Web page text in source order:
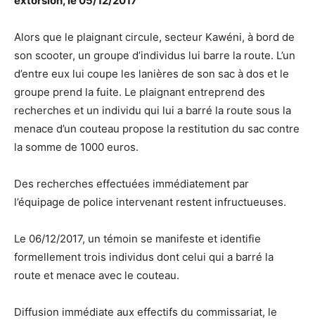
Alors que le plaignant circule, secteur Kawéni, à bord de
son scooter, un groupe d’individus lui barre la route. L’un
d’entre eux lui coupe les lanières de son sac à dos et le
groupe prend la fuite. Le plaignant entreprend des
recherches et un individu qui lui a barré la route sous la
menace d’un couteau propose la restitution du sac contre
la somme de 1000 euros.
Des recherches effectuées immédiatement par
l’équipage de police intervenant restent infructueuses.
Le 06/12/2017, un témoin se manifeste et identifie
formellement trois individus dont celui qui a barré la
route et menace avec le couteau.
Diffusion immédiate aux effectifs du commissariat, le